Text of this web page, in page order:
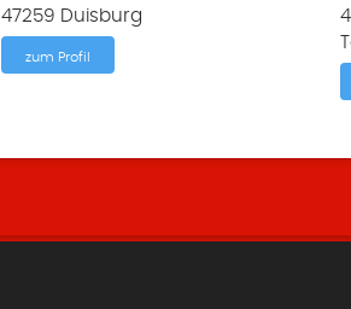
47259 Duisburg
zum Profil